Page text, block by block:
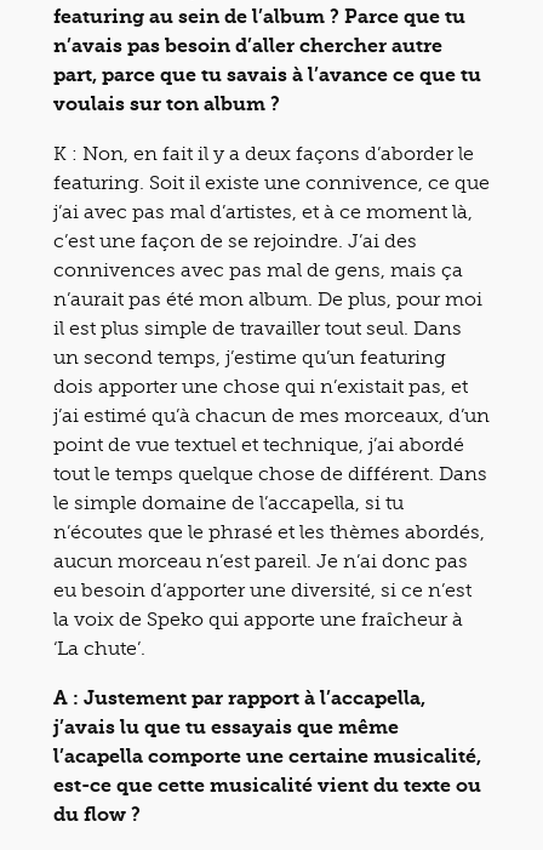
featuring au sein de l’album ? Parce que tu
n’avais pas besoin d’aller chercher autre
part, parce que tu savais à l’avance ce que tu
voulais sur ton album ?
K : Non, en fait il y a deux façons d’aborder le
featuring. Soit il existe une connivence, ce que
j’ai avec pas mal d’artistes, et à ce moment là,
c’est une façon de se rejoindre. J’ai des
connivences avec pas mal de gens, mais ça
n’aurait pas été mon album. De plus, pour moi
il est plus simple de travailler tout seul. Dans
un second temps, j’estime qu’un featuring
dois apporter une chose qui n’existait pas, et
j’ai estimé qu’à chacun de mes morceaux, d’un
point de vue textuel et technique, j’ai abordé
tout le temps quelque chose de différent. Dans
le simple domaine de l’accapella, si tu
n’écoutes que le phrasé et les thèmes abordés,
aucun morceau n’est pareil. Je n’ai donc pas
eu besoin d’apporter une diversité, si ce n’est
la voix de Speko qui apporte une fraîcheur à
‘La chute’.
A : Justement par rapport à l’accapella,
j’avais lu que tu essayais que même
l’acapella comporte une certaine musicalité,
est-ce que cette musicalité vient du texte ou
du flow ?